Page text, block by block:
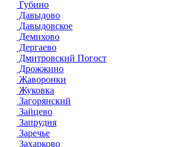
Губино
Давыдово
Давыдовское
Демихово
Дергаево
Дмитровский Погост
Дрожжино
Жаворонки
Жуковка
Загорянский
Зайцево
Запрудня
Заречье
Захарково